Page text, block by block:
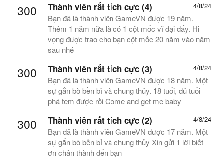
300 4/8/24
Thành viên rất tích cực (4)
Bạn đã là thành viên GameVN được 19 năm.
Thêm 1 năm nữa là có 1 cột mốc vĩ đại đấy. Hi
vọng được trao cho bạn cột mốc 20 năm vào năm
sau nhé
300 4/8/24
Thành viên rất tích cực (3)
Bạn đã là thành viên GameVN được 18 năm. Một
sự gắn bò bền bỉ và chung thủy. 18 tuổi, đủ tuổi
phá tem được rồi Come and get me baby
300 4/8/24
Thành viên rất tích cực (2)
Bạn đã là thành viên GameVN được 17 năm. Một
sự gắn bò bền bỉ và chung thủy Xin gửi 1 lời biết
ơn chân thành đến bạn